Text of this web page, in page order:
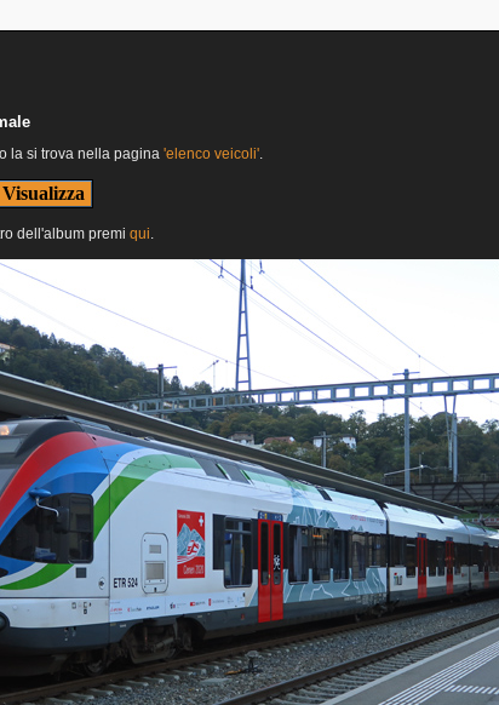
la si trova nella pagina 'elenco veicoli'.
dell'album premi qui.